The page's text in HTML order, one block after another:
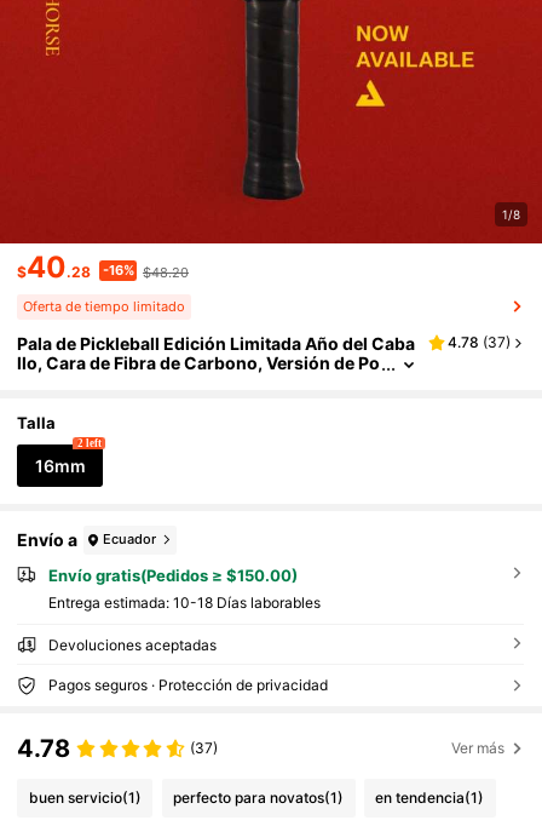
1/8
$40.28 -16% $48.20
Oferta de tiempo limitado
Pala de Pickleball Edición Limitada Año del Caba
llo, Cara de Fibra de Carbono, Versión de Po
xplosiva Mejorada y Máximo Giro, Certificada p
or USAPA
4.78 (37)
Talla
16mm
2 left
Envío a Ecuador
Envío gratis(Pedidos ≥ $150.00)
Entrega estimada: 10-18 Días laborables
Devoluciones aceptadas
Pagos seguros · Protección de privacidad
4.78 (37) Ver más
buen servicio(1) perfecto para novatos(1) en tendencia(1)